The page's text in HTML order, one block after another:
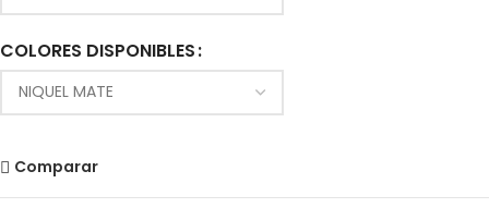
COLORES DISPONIBLES
Comparar